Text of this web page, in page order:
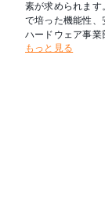
素が求められま
で培った機能性
ハードウェア事業
々が集うパブリッ
もっと見る